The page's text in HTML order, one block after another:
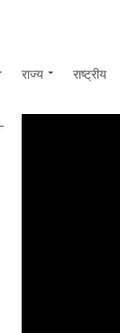
राज्य राष्ट्रीय